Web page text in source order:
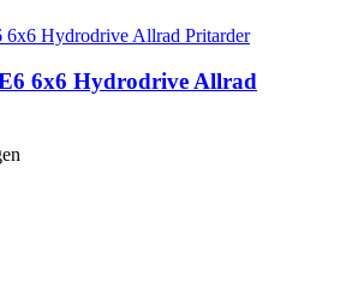
6x6 Hydrodrive Allrad